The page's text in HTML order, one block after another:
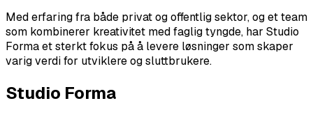
Med erfaring fra både privat og offentlig sektor, og et team
som kombinerer kreativitet med faglig tyngde, har Studio
Forma et sterkt fokus på å levere løsninger som skaper
varig verdi for utviklere og sluttbrukere.
Studio Forma